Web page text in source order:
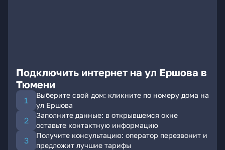
Подключить интернет на ул Ершова в
Тюмени
Выберите свой дом: кликните по номеру дома на
ул Ершова
Заполните данные: в открывшемся окне
оставьте контактную информацию
Получите консультацию: оператор перезвонит и
предложит лучшие тарифы